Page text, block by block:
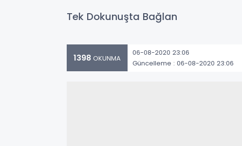
Tek Dokunuşta Bağlan
1398 OKUNMA
06-08-2020 23:06
Güncelleme : 06-08-2020 23:06